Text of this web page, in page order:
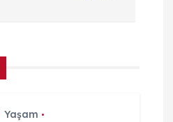
Yaşam